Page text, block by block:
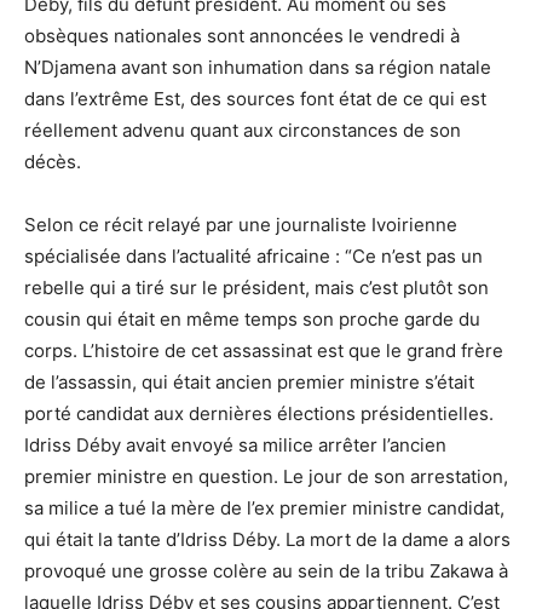
obsèques nationales sont annoncées le vendredi à
N’Djamena avant son inhumation dans sa région natale
dans l’extrême Est, des sources font état de ce qui est
réellement advenu quant aux circonstances de son
décès.
Selon ce récit relayé par une journaliste Ivoirienne
spécialisée dans l’actualité africaine : “Ce n’est pas un
rebelle qui a tiré sur le président, mais c’est plutôt son
cousin qui était en même temps son proche garde du
corps. L’histoire de cet assassinat est que le grand frère
de l’assassin, qui était ancien premier ministre s’était
porté candidat aux dernières élections présidentielles.
Idriss Déby avait envoyé sa milice arrêter l’ancien
premier ministre en question. Le jour de son arrestation,
sa milice a tué la mère de l’ex premier ministre candidat,
qui était la tante d’Idriss Déby. La mort de la dame a alors
provoqué une grosse colère au sein de la tribu Zakawa à
laquelle Idriss Déby et ses cousins appartiennent. C’est